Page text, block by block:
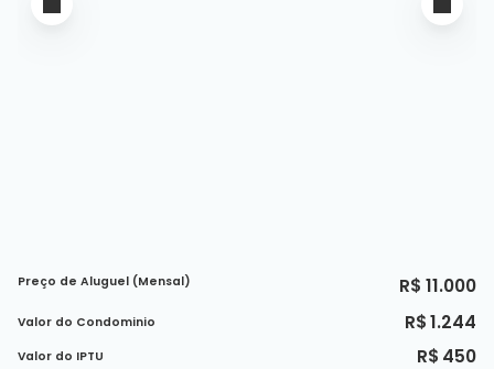
R$ 11.000
Preço de Aluguel (Mensal)
Valor do IPTU R$ 450
Valor do Condominio R$1.244